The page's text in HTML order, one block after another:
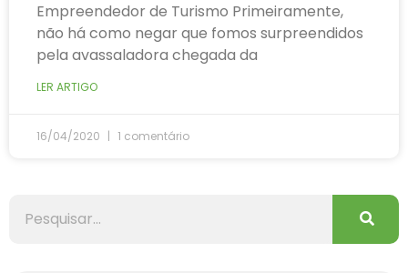
Empreendedor de Turismo Primeiramente,
não há como negar que fomos surpreendidos
pela avassaladora chegada da
LER ARTIGO
16/04/2020 1 comentário